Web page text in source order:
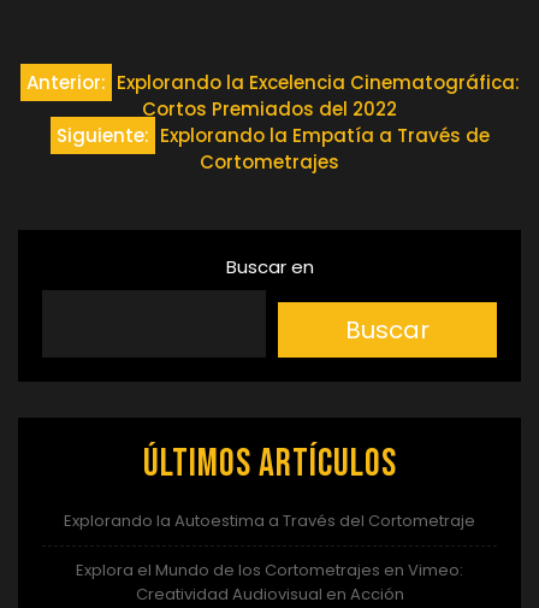
Navegación
Anterior: Explorando la Excelencia Cinematográfica:
Cortos Premiados del 2022
Siguiente: Explorando la Empatía a Través de
Cortometrajes
Buscar en
Buscar
Últimos artículos
Explorando la Autoestima a Través del Cortometraje
Explora el Mundo de los Cortometrajes en Vimeo:
Creatividad Audiovisual en Acción